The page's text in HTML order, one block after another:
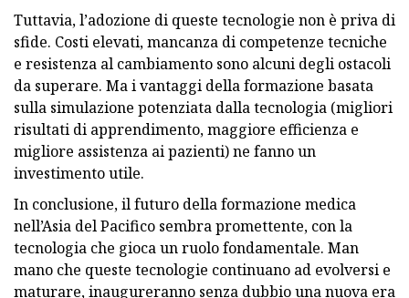
Tuttavia, l’adozione di queste tecnologie non è priva di
sfide. Costi elevati, mancanza di competenze tecniche
e resistenza al cambiamento sono alcuni degli ostacoli
da superare. Ma i vantaggi della formazione basata
sulla simulazione potenziata dalla tecnologia (migliori
risultati di apprendimento, maggiore efficienza e
migliore assistenza ai pazienti) ne fanno un
investimento utile.
In conclusione, il futuro della formazione medica
nell’Asia del Pacifico sembra promettente, con la
tecnologia che gioca un ruolo fondamentale. Man
mano che queste tecnologie continuano ad evolversi e
maturare, inaugureranno senza dubbio una nuova era